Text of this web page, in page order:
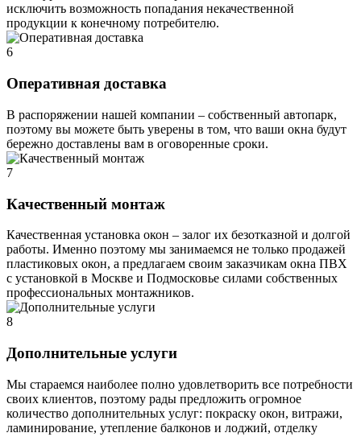
исключить возможность попадания некачественной
продукции к конечному потребителю.
6
Оперативная доставка
В распоряжении нашей компании – собственный автопарк,
поэтому вы можете быть уверены в том, что ваши окна будут
бережно доставлены вам в оговоренные сроки.
7
Качественный монтаж
Качественная установка окон – залог их безотказной и долгой
работы. Именно поэтому мы занимаемся не только продажей
пластиковых окон, а предлагаем своим заказчикам окна ПВХ
с установкой в Москве и Подмосковье силами собственных
профессиональных монтажников.
8
Дополнительные услуги
Мы стараемся наиболее полно удовлетворить все потребности
своих клиентов, поэтому рады предложить огромное
количество дополнительных услуг: покраску окон, витражи,
ламинирование, утепление балконов и лоджий, отделку